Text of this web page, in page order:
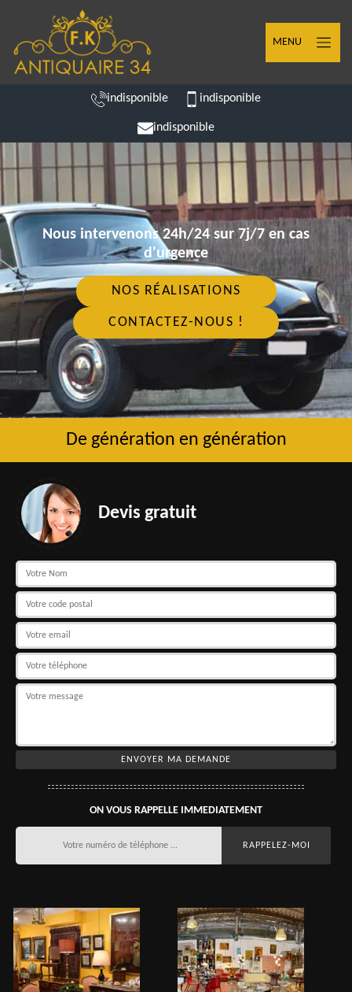
MENU
indisponible indisponible
indisponible
Nous intervenons 24h/24 sur 7j/7 en cas
d'urgence
NOS RÉALISATIONS
CONTACTEZ-NOUS !
De génération en génération
Devis gratuit
ON VOUS RAPPELLE IMMEDIATEMENT